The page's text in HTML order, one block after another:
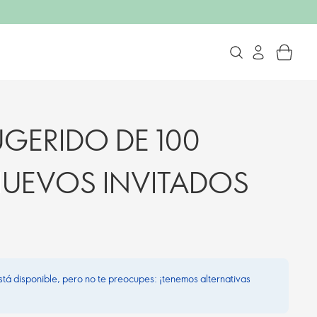
DE 100
INVITADOS
disponible, pero no te preocupes: ¡tenemos alternativas